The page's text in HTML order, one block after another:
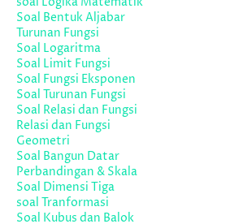
Soal Bentuk Aljabar
Turunan Fungsi
Soal Logaritma
Soal Limit Fungsi
Soal Fungsi Eksponen
Soal Turunan Fungsi
Soal Relasi dan Fungsi
Relasi dan Fungsi
Geometri
Soal Bangun Datar
Perbandingan & Skala
Soal Dimensi Tiga
soal Tranformasi
Soal Kubus dan Balok